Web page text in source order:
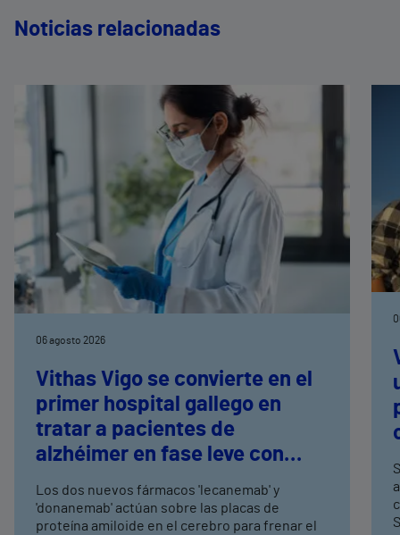
Noticias relacionadas
06 agosto 2026
Vithas Vigo se convierte en el
primer hospital gallego en
tratar a pacientes de
alzhéimer en fase leve con
terapias antiamiloide
Los dos nuevos fármacos 'lecanemab' y
'donanemab' actúan sobre las placas de
proteína amiloide en el cerebro para frenar el